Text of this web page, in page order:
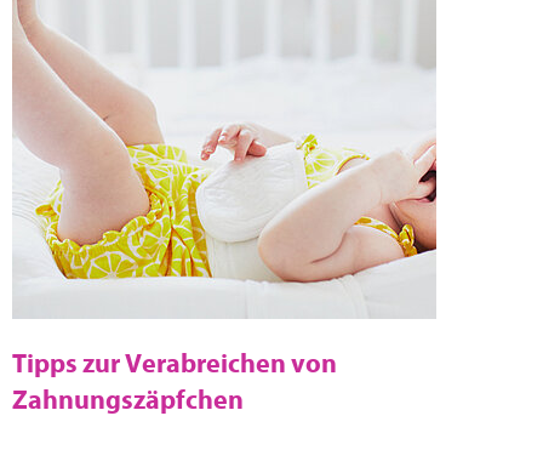
Tipps zur Verabreichen von
Zahnungszäpfchen